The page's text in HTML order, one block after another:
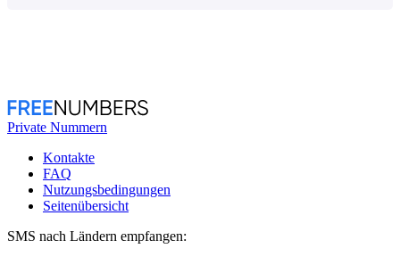
Private Nummern
Kontakte
FAQ
Nutzungsbedingungen
Seitenübersicht
SMS nach Ländern empfangen: